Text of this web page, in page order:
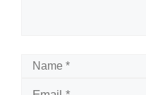
Name